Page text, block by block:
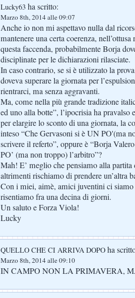
Lucky63 ha scritto:
Marzo 8th, 2014 alle 09:07
Anche io non mi aspettavo nulla dal
mantenere una certa coerenza,
questa faccenda, probabilmente Borja
disciplinate per le dichiarazioni rilasciate.
In caso contrario, se si è utilizzato la
doveva superare la giornata per
rientrarci, ma senza aggravanti.
Ma, come nella più grande tradizione
ed uno alla botte”, l’ipocrisia ha pravalso
per elargire lo sconto di una giornata, la
inteso “Che Gervasoni si è UN PO'(ma
scrivere il referto”, oppure è “Borja
PO’ (ma non troppo) l’arbitro”?
Mah! E’ meglio che pensiamo alla
altrimenti rischiamo di prendere un’altra
Con i miei, aimè, amici juventini ci
risentiamo fra una decina di giorni.
Un saluto e Forza Viola!
Lucky
QUELLO CHE CI ARRIVA DOPO ha
Marzo 8th, 2014 alle 09:10
IN CAMPO NON LA PRIMAVERA,